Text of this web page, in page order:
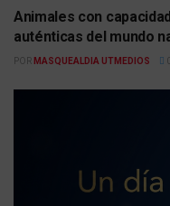
Animales con
auténticas del mundo
POR MASQUEALDIA UTMEDIOS